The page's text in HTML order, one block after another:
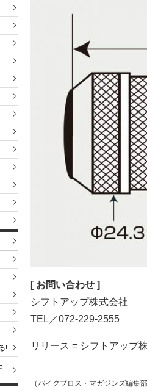
!
[ お問い合わせ ]
シフトアップ株式会社
TEL／072-229-2555
リリース = シフトアップ
（バイクブロス・マガジンズ編集部